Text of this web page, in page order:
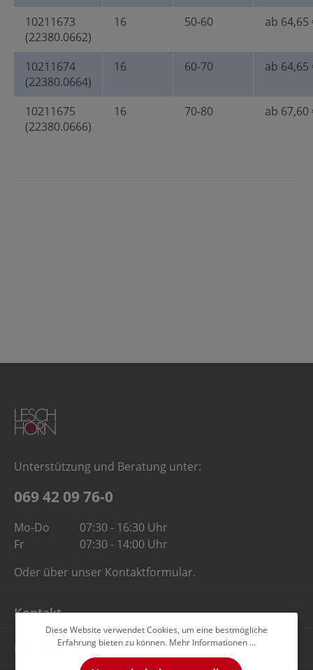
10211673
(22380.0662)
16 50-60 ab 64,65
10211674
(22380.0664)
16 60-70 ab 64,65
10211675
(22380.0666)
16 70-80 ab 67,60
Unterstützung und Beratung unter:
069 42 09 76-0
Mo-Do
07:30 - 16:30 Uhr
Fr
07:30 - 14:00 Uhr
Oder über unser Kontaktformular.
Kontakt
Unternehmen
Diese Website verwendet Cookies, um eine bestmögliche
Erfahrung bieten zu können. Mehr Informationen ...